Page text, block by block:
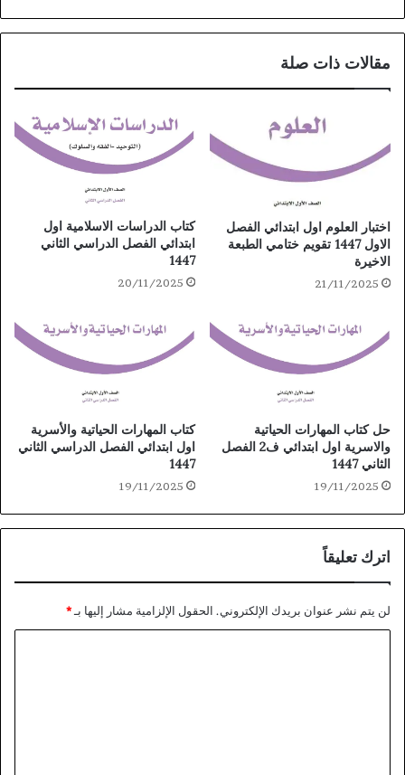
مقالات ذات صلة
اختبار العلوم اول ابتدائي الفصل
الاول 1447 تقويم ختامي الطبعة
الاخيرة
21/11/2025
كتاب الدراسات الاسلامية اول
ابتدائي الفصل الدراسي الثاني
1447
20/11/2025
حل كتاب المهارات الحياتية
والاسرية اول ابتدائي ف2 الفصل
الثاني 1447
19/11/2025
كتاب المهارات الحياتية والأسرية
اول ابتدائي الفصل الدراسي الثاني
1447
19/11/2025
اترك تعليقاً
لن يتم نشر عنوان بريدك الإلكتروني. الحقول الإلزامية مشار إليها بـ*